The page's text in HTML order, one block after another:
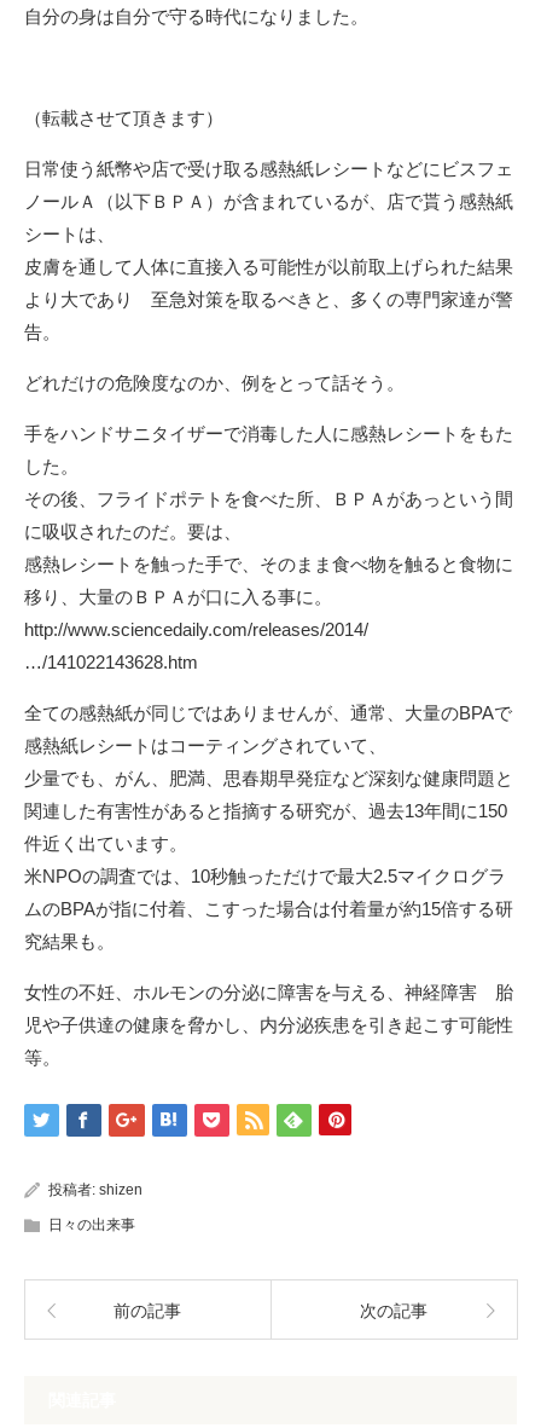
自分の身は自分で守る時代になりました。
（転載させて頂きます）
日常使う紙幣や店で受け取る感熱紙レシートなどにビスフェ
ノールＡ（以下ＢＰＡ）が含まれているが、店で貰う感熱紙
シートは、
皮膚を通して人体に直接入る可能性が以前取上げられた結果
より大であり 至急対策を取るべきと、多くの専門家達が警
告。
どれだけの危険度なのか、例をとって話そう。
手をハンドサニタイザーで消毒した人に感熱レシートをもた
した。
その後、フライドポテトを食べた所、ＢＰＡがあっという間
に吸収されたのだ。要は、
感熱レシートを触った手で、そのまま食べ物を触ると食物に
移り、大量のＢＰＡが口に入る事に。
http://www.sciencedaily.com/releases/2014/
…/141022143628.htm
全ての感熱紙が同じではありませんが、通常、大量のBPAで
感熱紙レシートはコーティングされていて、
少量でも、がん、肥満、思春期早発症など深刻な健康問題と
関連した有害性があると指摘する研究が、過去13年間に150
件近く出ています。
米NPOの調査では、10秒触っただけで最大2.5マイクログラ
ムのBPAが指に付着、こすった場合は付着量が約15倍する研
究結果も。
女性の不妊、ホルモンの分泌に障害を与える、神経障害 胎
児や子供達の健康を脅かし、内分泌疾患を引き起こす可能性
等。
投稿者: shizen
日々の出来事
前の記事 次の記事